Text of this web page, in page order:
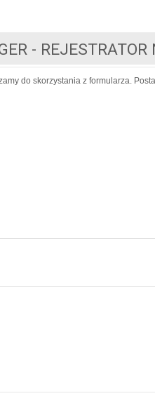
-
do skorzystania z formularza.